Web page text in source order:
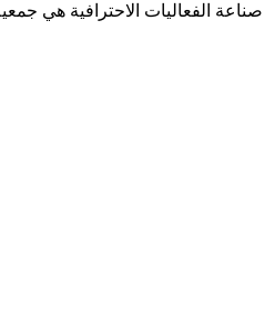
صناعة الفعاليات الاحترافية هي